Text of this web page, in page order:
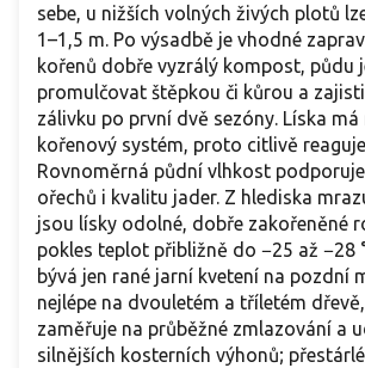
sebe, u nižších volných živých plotů
1–1,5 m. Po výsadbě je vhodné
kořenů dobře vyzrálý kompost, půdu
promulčovat štěpkou či kůrou a
zálivku po první dvě sezóny. Líska má
kořenový systém, proto citlivě
Rovnoměrná půdní vlhkost
ořechů i kvalitu jader. Z hlediska
jsou lísky odolné, dobře zakořeněné
pokles teplot přibližně do −25 až −28
bývá jen rané jarní kvetení na pozdní
nejlépe na dvouletém a tříletém
zaměřuje na průběžné zmlazování a
silnějších kosterních výhonů;